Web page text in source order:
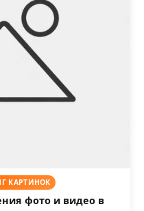
КАРТИНОК
фото и видео в